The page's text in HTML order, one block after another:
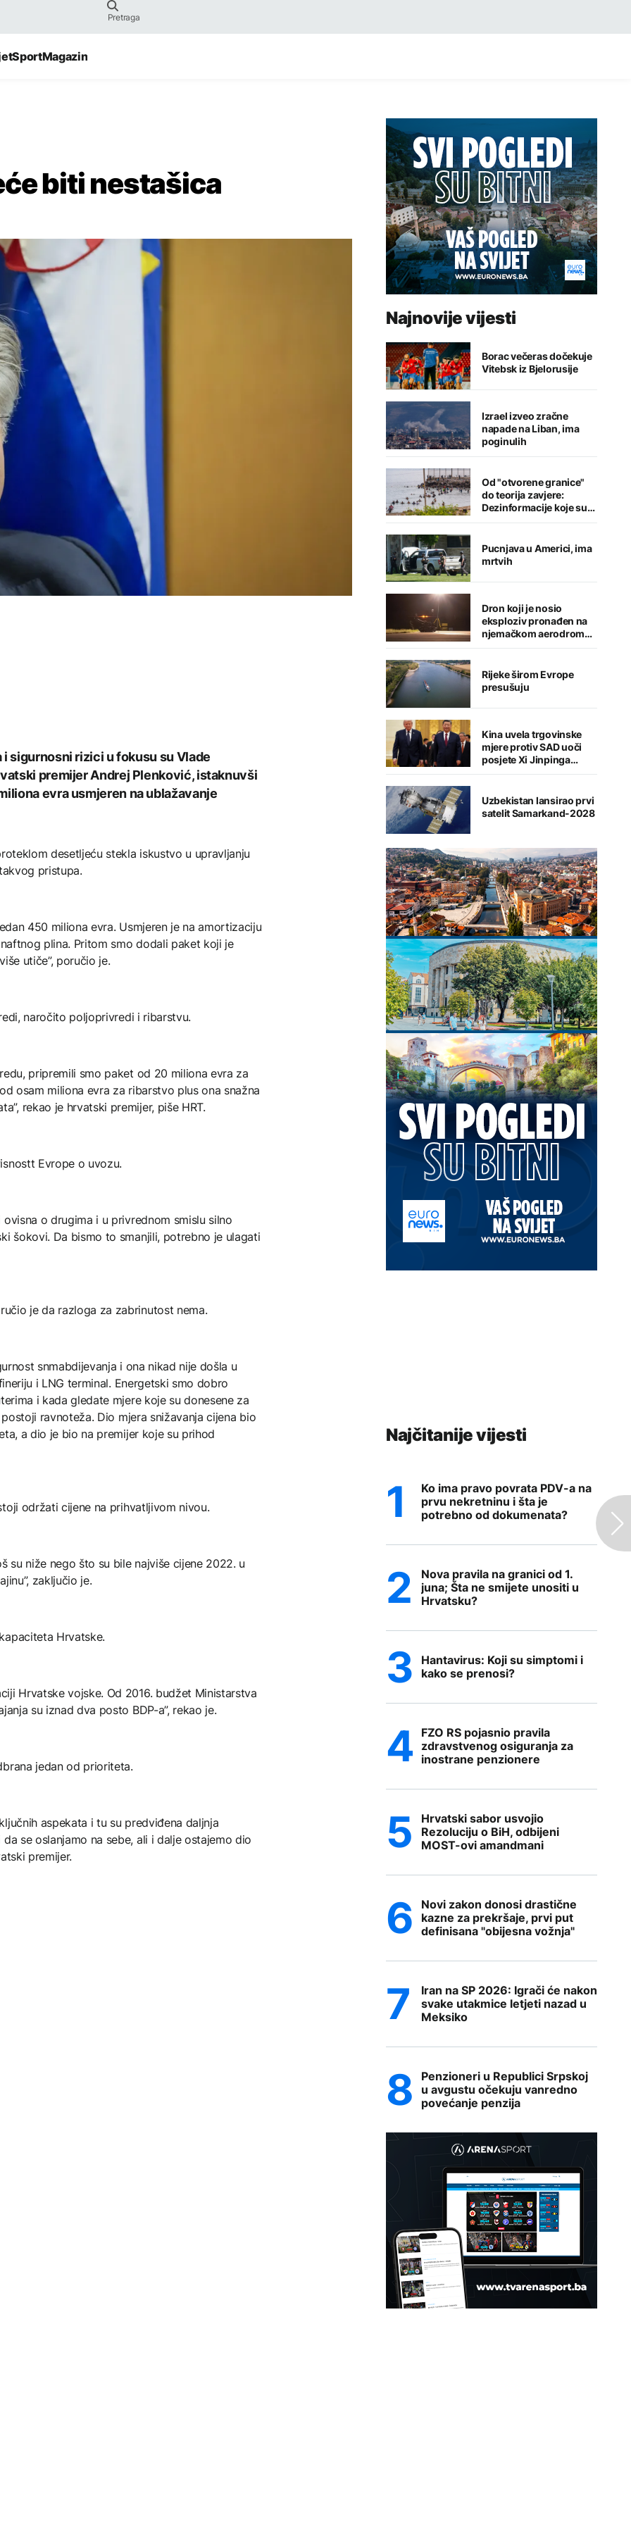
SportMagazin
biti nestašica
sigurnosni rizici u fokusu su Vlade
premijer Andrej Plenković, istaknuvši
evra usmjeren na ublažavanje
desetljeću stekla iskustvo u upravljanju
pristupa.
450 miliona evra. Usmjeren je na amortizaciju
plina. Pritom smo dodali paket koji je
utiče”, poručio je.
naročito poljoprivredi i ribarstvu.
pripremili smo paket od 20 miliona evra za
osam miliona evra za ribarstvo plus ona snažna
rekao je hrvatski premijer, piše HRT.
Evrope o uvozu.
o drugima i u privrednom smislu silno
šokovi. Da bismo to smanjili, potrebno je ulagati
je da razloga za zabrinutost nema.
snmabdijevanja i ona nikad nije došla u
i LNG terminal. Energetski smo dobro
i kada gledate mjere koje su donesene za
ravnoteža. Dio mjera snižavanja cijena bio
a dio je bio na premijer koje su prihod
održati cijene na prihvatljivom nivou.
su niže nego što su bile najviše cijene 2022. u
zaključio je.
Hrvatske.
Hrvatske vojske. Od 2016. budžet Ministarstva
su iznad dva posto BDP-a”, rekao je.
jedan od prioriteta.
aspekata i tu su predviđena daljnja
se oslanjamo na sebe, ali i dalje ostajemo dio
premijer.
Najnovije vijesti
Borac večeras dočekuje
Vitebsk iz Bjelorusije
Izrael izveo zračne
napade na Liban, ima
poginulih
Od "otvorene granice"
do teorija zavjere:
Dezinformacije koje su
pratile krizu u Seuti
Pucnjava u Americi, ima
mrtvih
Dron koji je nosio
eksploziv pronađen na
njemačkom aerodromu,
sumnja se na Rusiju
Rijeke širom Evrope
presušuju
Kina uvela trgovinske
mjere protiv SAD uoči
posjete Xi Jinpinga
Washingtonu
Uzbekistan lansirao prvi
satelit Samarkand-2028
Najčitanije vijesti
Ko ima pravo povrata PDV-a na
prvu nekretninu i šta je
potrebno od dokumenata?
Nova pravila na granici od 1.
juna; Šta ne smijete unositi u
Hrvatsku?
Hantavirus: Koji su simptomi i
kako se prenosi?
FZO RS pojasnio pravila
zdravstvenog osiguranja za
inostrane penzionere
Hrvatski sabor usvojio
Rezoluciju o BiH, odbijeni
MOST-ovi amandmani
Novi zakon donosi drastične
kazne za prekršaje, prvi put
definisana "obijesna vožnja"
Iran na SP 2026: Igrači će nakon
svake utakmice letjeti nazad u
Meksiko
Penzioneri u Republici Srpskoj
u avgustu očekuju vanredno
povećanje penzija